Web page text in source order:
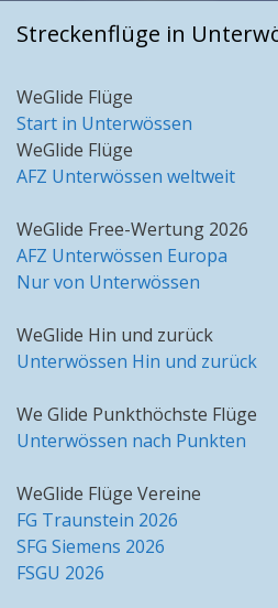
Streckenflüge in
WeGlide Flüge
Start in Unterwössen
WeGlide Flüge
AFZ Unterwössen weltweit
WeGlide Free-Wertung 2026
AFZ Unterwössen Europa
Nur von Unterwössen
WeGlide Hin und zurück
Unterwössen Hin und zurück
We Glide Punkthöchste Flüge
Unterwössen nach Punkten
WeGlide Flüge Vereine
FG Traunstein 2026
SFG Siemens 2026
FSGU 2026